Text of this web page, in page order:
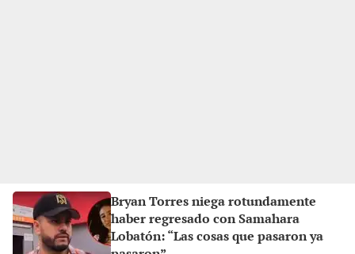
Bryan Torres niega rotundamente
haber regresado con Samahara
Lobatón: “Las cosas que pasaron ya